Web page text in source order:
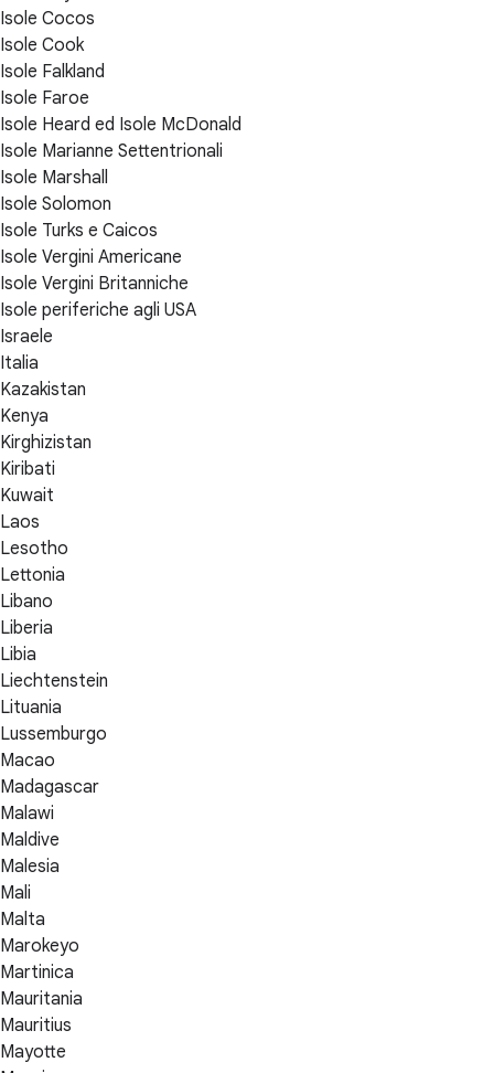
Isole Cocos
Isole Cook
Isole Falkland
Isole Faroe
Isole Heard ed Isole McDonald
Isole Marianne Settentrionali
Isole Marshall
Isole Solomon
Isole Turks e Caicos
Isole Vergini Americane
Isole Vergini Britanniche
Isole periferiche agli USA
Israele
Italia
Kazakistan
Kenya
Kirghizistan
Kiribati
Kuwait
Laos
Lesotho
Lettonia
Libano
Liberia
Libia
Liechtenstein
Lituania
Lussemburgo
Macao
Madagascar
Malawi
Maldive
Malesia
Mali
Malta
Marokeyo
Martinica
Mauritania
Mauritius
Mayotte